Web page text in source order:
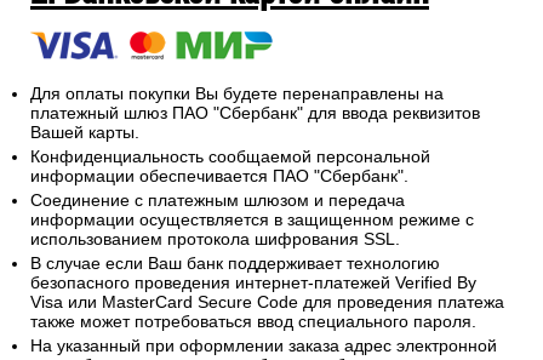
Для оплаты покупки Вы будете перенаправлены на
платежный шлюз ПАО "Сбербанк" для ввода реквизитов
Вашей карты.
Конфиденциальность сообщаемой персональной
информации обеспечивается ПАО "Сбербанк".
Соединение с платежным шлюзом и передача
информации осуществляется в защищенном режиме с
использованием протокола шифрования SSL.
В случае если Ваш банк поддерживает технологию
безопасного проведения интернет-платежей Verified By
Visa или MasterCard Secure Code для проведения платежа
также может потребоваться ввод специального пароля.
На указанный при оформлении заказа адрес электронной